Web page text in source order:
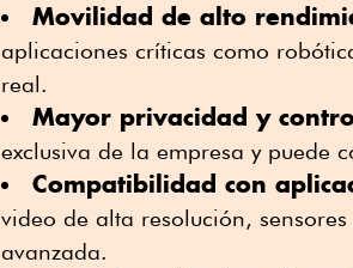
Movilidad de alto
aplicaciones críticas como
real.
Mayor privacidad y
exclusiva de la empresa y puede
Compatibilidad con
video de alta resolución,
avanzada.